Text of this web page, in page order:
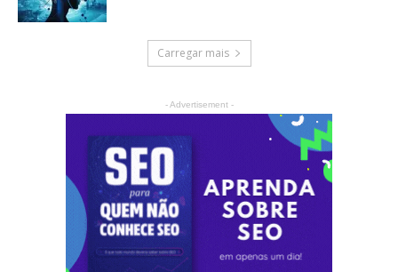
Carregar mais
- Advertisement -